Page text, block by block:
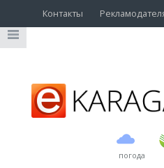
Контакты
погода
USD
EUR